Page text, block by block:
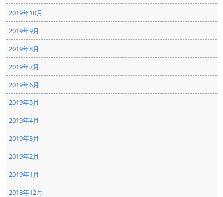
2019年10月
2019年9月
2019年8月
2019年7月
2019年6月
2019年5月
2019年4月
2019年3月
2019年2月
2019年1月
2018年12月